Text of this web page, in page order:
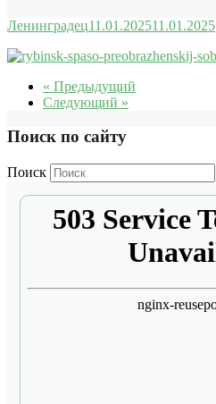
Ленинградец11.01.202511.01.2025
« Предыдущий
Следующий »
Поиск по сайту
Поиск